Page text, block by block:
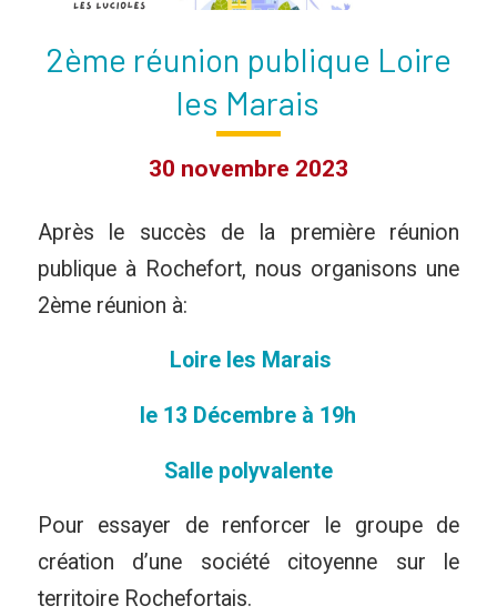
2ème réunion publique Loire
les Marais
30 novembre 2023
Après le succès de la première réunion
publique à Rochefort, nous organisons une
2ème réunion à:
Loire les Marais
le 13 Décembre à 19h
Salle polyvalente
Pour essayer de renforcer le groupe de
création d’une société citoyenne sur le
territoire Rochefortais.